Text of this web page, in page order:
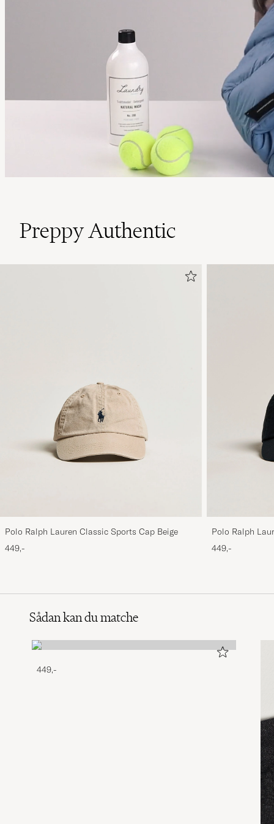
Preppy Authentic
Polo Ralph Lauren Classic Sports Cap Beige
449,-
Polo Ralph
449,-
Sådan kan du matche
449,-